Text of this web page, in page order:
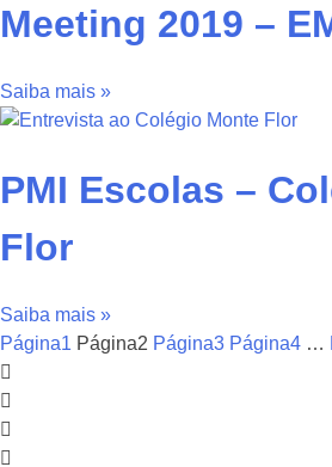
Meeting 2019 –
Saiba mais »
PMI Escolas –
Flor
Saiba mais »
Página1 Página2 Página3 Página4 …